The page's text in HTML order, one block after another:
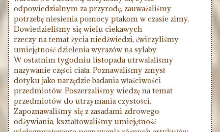
odpowiedzialnym za przyrodę, zauważaliśmy
potrzebę niesienia pomocy ptakom w czasie zimy.
Dowiedzieliśmy się wielu ciekawych
rzeczy na temat życia niedźwiedzi, ćwiczyliśmy
umiejętność dzielenia wyrazów na sylaby
W ostatnim tygodniu listopada utrwalaliśmy
nazywanie części ciała. Poznawaliśmy zmysł
dotyku jako narzędzie badania właściwości
przedmiotów. Poszerzaliśmy wiedzę na temat
przedmiotów do utrzymania czystości.
Zapoznawaliśmy się z zasadami zdrowego
odżywiania, kształtowaliśmy umiejętność